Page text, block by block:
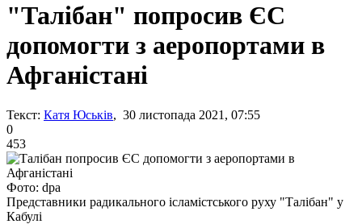
"Талібан" попросив ЄС
допомогти з аеропортами в
Афганістані
Текст: Катя Юськів, 30 листопада 2021, 07:55
0
453
Фото: dpa
Представники радикального ісламістського руху "Талібан" у
Кабулі